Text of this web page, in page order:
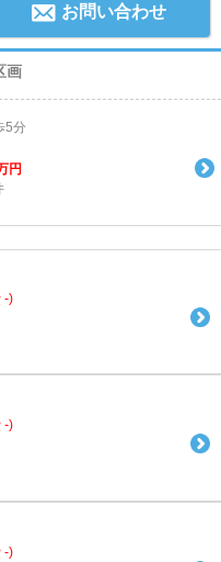
お問い合わせ
画
5分
円
-)
-)
-)